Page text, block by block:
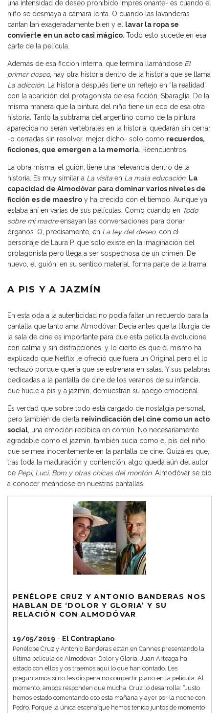
una intensidad de deseo prohibido impresionante- es cuando el
niño se desmaya a cámara lenta. O cuando las lavanderas
cantan tan exageradamente bien y el lavar la ropa se
convierte en un acto casi mágico. Todo esto sucede en esa
parte de la película.
Además de esa ficción interna, que termina llamándose El
primer deseo, hay otra historia dentro de la historia que se llama
La adicción. La historia después tiene un reflejo en “la realidad”
con la aparición del protagonista de esa ficción, Sbaraglia. De la
misma manera que la pintura del niño tiene un eco de esa otra
historia. Tanto la subtrama del argentino como de la pintura
aparecida no serán vertebrales en la historia, quedarán sin cerrar
-o cerradas sin resolver, mejor dicho- solo como recuerdos,
ficciones, que emergen a la memoria. Reencuentros.
La obra misma, el guión, tiene una relevancia dentro de la
historia. Es muy similar a La visita en La mala educación. La
capacidad de Almodóvar para dominar varios niveles de
ficción es de maestro y ha crecido con el tiempo. Aunque ya
estaba ahí en varias de sus películas. Como cuando en Todo
sobre mi madreensayan las conversaciones para donar
órganos. O, precisamente, en La ley del deseo, con el
personaje de Laura P. que solo existe en la imaginación del
protagonista pero llega a ser sospechosa de un crimen. De
nuevo, el guión, en su sentido material, forma parte de la trama.
A PIS Y A JAZMÍN
En esta oda a la autenticidad no podía faltar un recuerdo para la
pantalla que tanto ama Almodóvar. Decía antes que la liturgia de
la sala de cine es importante para que esta película evolucione
con calma y sin distracciones, y lo cierto es que él mismo ha
explicado que Netflix le ofreció que fuera un Original pero él lo
rechazó porque quería que se estrenara en salas. Y sus palabras
dedicadas a la pantalla de cine de los veranos de su infancia,
que huele a pis y a jazmín, demuestran su apego emocional.
Es verdad que sobre todo está cargado de nostalgia personal,
pero también de cierta reivindicación del cine como un acto
social, una emoción recibida en común. No necesariamente
agradable como el jazmín, también sucia como el pis del niño
que se mea inocentemente en la pantalla de cine. Quizá es que,
tras toda la maduración y contención, algo queda aún del autor
de Pepi, Luci, Bom y otras chicas del montón. Almodóvar se dio
a conocer meándose en nuestras pantallas.
PENÉLOPE CRUZ Y ANTONIO BANDERAS NOS
HABLAN DE ‘DOLOR Y GLORIA’ Y SU
RELACIÓN CON ALMODÓVAR
19/05/2019 - El Contraplano
Penélope Cruz y Antonio Banderas están en Cannes presentando la
última película de Almodóvar, Dolor y Gloria. Juan Arteaga ha
estado con ellos y os traemos aquí lo que han contado. Les
preguntamos si no les dio pena no compartir plano en la película. Al
momento, ambos responden que mucha. Cruz lo desarrolla: “Justo
hemos estado comentando eso esta mañana y ayer por la noche con
Pedro. Porque la única escena que hemos tenido juntos de momento